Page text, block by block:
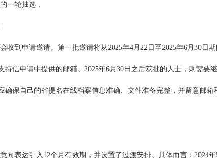
一轮抽选，
收到申请邀请。第一批邀请将从2025年4月22日至2025年6月30日期
信申请中提供的邮箱。2025年6月30日之后获批的人士，则需要
确保自己的省提名在线档案信息准确、文件准备完整，并留意邮箱
向表达引入12个月有效期，并设置了过渡安排。具体而言：2024年